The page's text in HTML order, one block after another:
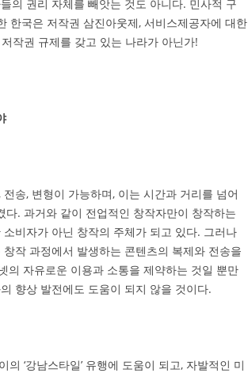
의 권리 자체를 빼앗는 것도 아니다. 민사적 구
한국은 저작권 삼진아웃제, 서비스제공자에 대한
작권 규제를 갖고 있는 나라가 아닌가!
송, 변형이 가능하며, 이는 시간과 거리를 넘어
. 과거와 같이 전업적인 창작자만이 창작하는
비자가 아닌 창작의 주체가 되고 있다. 그러나
작 과정에서 발생하는 콘텐츠의 복제와 전송을
의 자유로운 이용과 소통을 제약하는 것일 뿐만
향상 발전에도 도움이 되지 않을 것이다.
‘강남스타일’ 유행에 도움이 되고, 자발적인 미